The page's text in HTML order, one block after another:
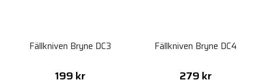
Fällkniven Bryne DC3
199 kr
Fällkniven Bryne DC4
279 kr